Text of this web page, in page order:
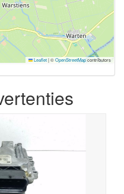
Leaflet|©OpenStreetMapcontributors